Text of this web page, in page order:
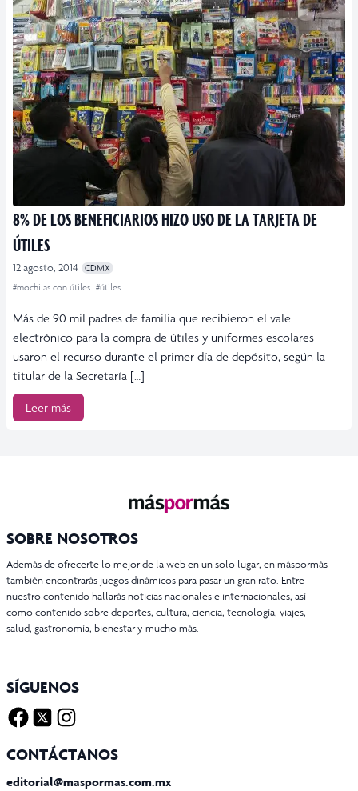
8% DE LOS BENEFICIARIOS HIZO USO DE LA TARJETA DE
ÚTILES
12 agosto, 2014
CDMX
#mochilas con útiles #útiles
Más de 90 mil padres de familia que recibieron el vale
electrónico para la compra de útiles y uniformes escolares
usaron el recurso durante el primer día de depósito, según la
titular de la Secretaría […]
Leer más
SOBRE NOSOTROS
Además de ofrecerte lo mejor de la web en un solo lugar, en máspormás
también encontrarás juegos dinámicos para pasar un gran rato. Entre
nuestro contenido hallarás noticias nacionales e internacionales, así
como contenido sobre deportes, cultura, ciencia, tecnología, viajes,
salud, gastronomía, bienestar y mucho más.
SÍGUENOS
CONTÁCTANOS
editorial@maspormas.com.mx